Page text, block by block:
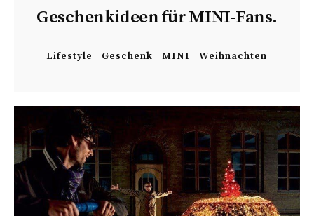
Geschenkideen für MINI-Fans.
Lifestyle Geschenk MINI Weihnachten